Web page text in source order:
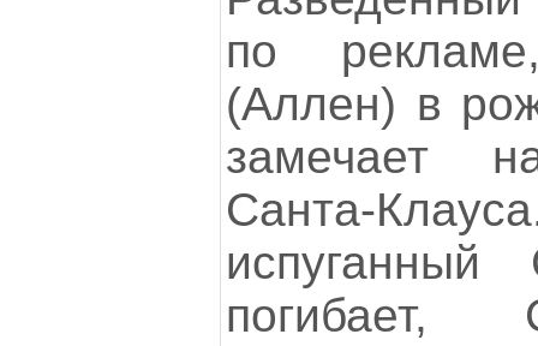
по
(Аллен) в
замечает
Санта-
погибает,